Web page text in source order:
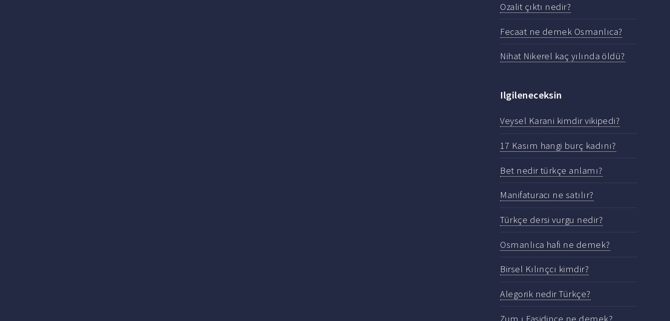
Ozalit çıktı nedir?
Fecaat ne demek Osmanlıca?
Nihat Nikerel kaç yılında öldü?
Ilgileneceksin
Veysel Karani kimdir vikipedi?
17 Kasım hangi burç kadını?
Bet nedir türkçe anlamı?
Manifaturacı ne satılır?
Türkçe dersi vurgu nedir?
Osmanlıca hafi ne demek?
Birsel Kılınçcı kimdir?
Alegorik nedir Türkçe?
Zum ı Fasidince ne demek?